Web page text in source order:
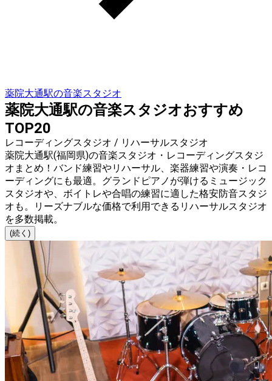
薬院大通駅の音楽スタジオ
薬院大通駅の音楽スタジオおすすめ
TOP20
レコーディングスタジオ / リハーサルスタジオ
薬院大通駅(福岡県)の音楽スタジオ・レコーディングスタジ
オまとめ！バンド練習やリハーサル、楽器練習や演奏・レコ
ーディングにも最適。グランドピアノが弾けるミュージック
スタジオや、ボイトレや合唱の練習に適した格安防音スタジ
オも。リーズナブルな価格で利用できるリハーサルスタジオ
を多数掲載。
(続く)